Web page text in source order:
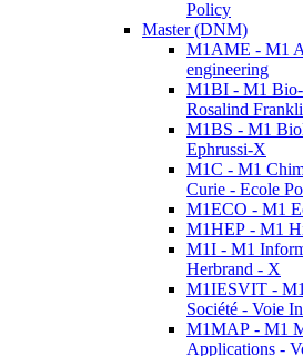
Policy
Master (DNM)
M1AME - M1
engineering
M1BI - M1
Rosalind
M1BS - M1
Ephrussi-X
M1C - M1
Curie - Ecole
M1ECO - M1
M1HEP - M1
M1I - M1
Herbrand - X
M1IESVIT -
Société - Voie
M1MAP - M1
Applications -